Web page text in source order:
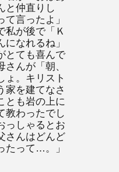
と仲直りし
言ったよ」
私が後で「Ｋ
なれるね」
とても喜んで
んが「朝、
ょ。キリスト
家を建てなさ
とも岩の上に
教わったでし
っしゃるとお
さんはどんど
たって…。」